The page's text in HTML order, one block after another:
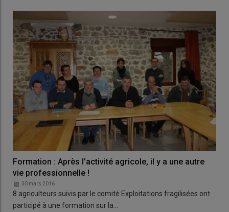
Formation : Après l’activité agricole, il y a une autre
vie professionnelle !
30 mars 2016
8 agriculteurs suivis par le comité Exploitations fragilisées ont
participé à une formation sur la…